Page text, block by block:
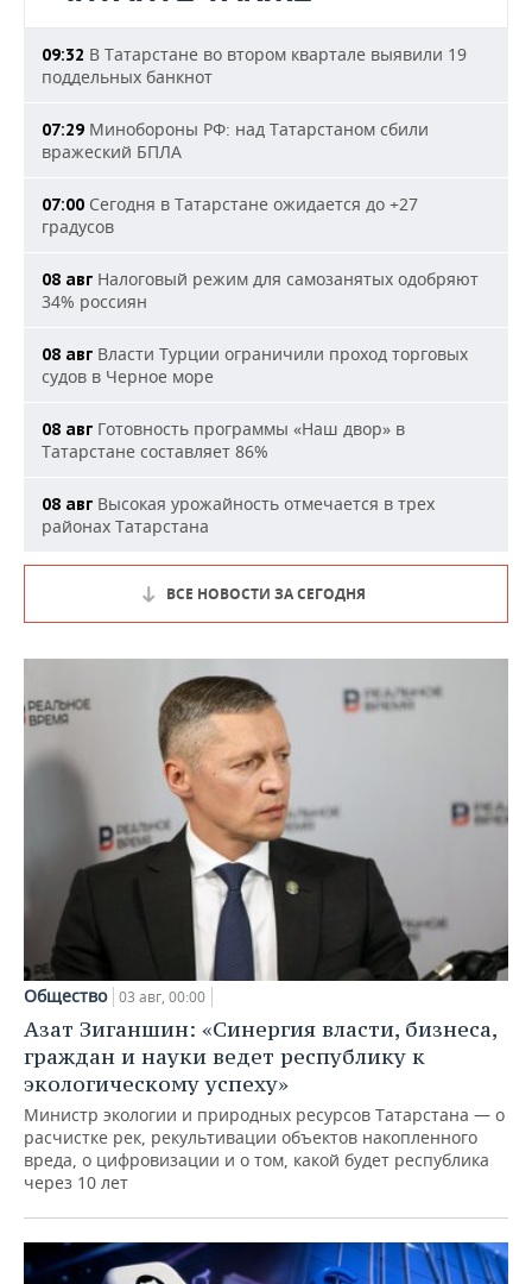
09:32 В Татарстане во втором квартале выявили 19
поддельных банкнот
07:29 Минобороны РФ: над Татарстаном сбили
вражеский БПЛА
07:00 Сегодня в Татарстане ожидается до +27
градусов
08 авг Налоговый режим для самозанятых одобряют
34% россиян
08 авг Власти Турции ограничили проход торговых
судов в Черное море
08 авг Готовность программы «Наш двор» в
Татарстане составляет 86%
08 авг Высокая урожайность отмечается в трех
районах Татарстана
ВСЕ НОВОСТИ ЗА СЕГОДНЯ
Общество 03 авг, 00:00
Азат Зиганшин: «Синергия власти, бизнеса,
граждан и науки ведет республику к
экологическому успеху»
Министр экологии и природных ресурсов Татарстана — о
расчистке рек, рекультивации объектов накопленного
вреда, о цифровизации и о том, какой будет республика
через 10 лет